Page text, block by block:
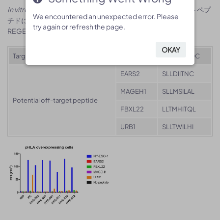
In vitro
親和性成熟TCRは、HLA-A2に結合したオフターゲットペプ
チドによって、非特異的に活性化されました。
REGENERON, WO2020086647A1
Target peptide SLLMWITQC
Potential off-target peptide
EARS2 SLLDIITNC
MAGEH1 SLLMSILAL
FBXL22 LLTMHITQL
URB1 SLLTWILHI
We encountered an unexpected error. Please
try again or refresh the page.
OKAY
We encountered an unexpected error. Please
try again or refresh the page.
OKAY